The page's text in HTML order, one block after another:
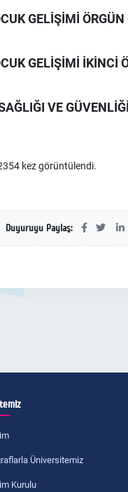
GELİŞİMİ
GELİŞİMİ İKİNCİ
VE
kez görüntülendi.
Duyuruyu Paylaş:
Üniversitemiz
Kurulu